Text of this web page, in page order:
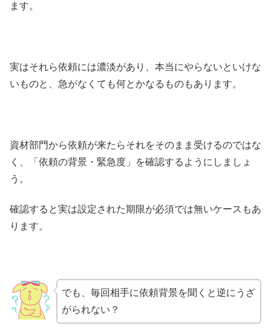
ます。
実はそれら依頼には濃淡があり、本当にやらないといけな
いものと、急がなくても何とかなるものもあります。
資材部門から依頼が来たらそれをそのまま受けるのではな
く、「依頼の背景・緊急度」を確認するようにしましょ
う。
確認すると実は設定された期限が必須では無いケースもあ
ります。
でも、毎回相手に依頼背景を聞くと逆にうざ
がられない？